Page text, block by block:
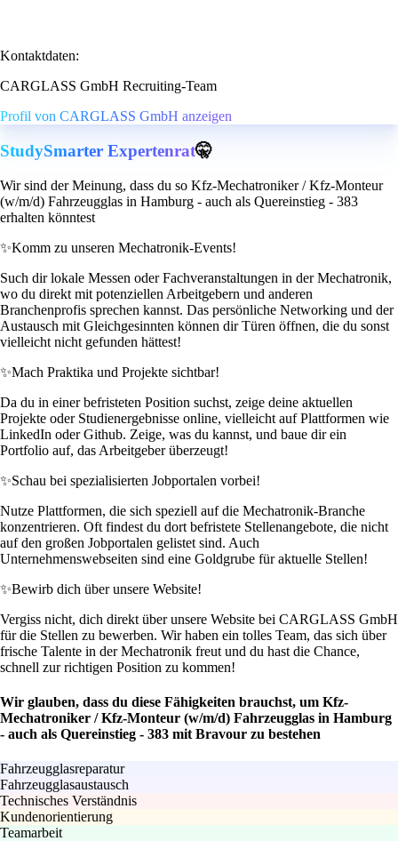
Kontaktdaten:
CARGLASS GmbH Recruiting-Team
Profil von CARGLASS GmbH anzeigen
StudySmarter Expertenrat🤫
Wir sind der Meinung, dass du so Kfz-Mechatroniker / Kfz-Monteur
(w/m/d) Fahrzeugglas in Hamburg - auch als Quereinstieg - 383
erhalten könntest
✨Komm zu unseren Mechatronik-Events!
Such dir lokale Messen oder Fachveranstaltungen in der Mechatronik,
wo du direkt mit potenziellen Arbeitgebern und anderen
Branchenprofis sprechen kannst. Das persönliche Networking und der
Austausch mit Gleichgesinnten können dir Türen öffnen, die du sonst
vielleicht nicht gefunden hättest!
✨Mach Praktika und Projekte sichtbar!
Da du in einer befristeten Position suchst, zeige deine aktuellen
Projekte oder Studienergebnisse online, vielleicht auf Plattformen wie
LinkedIn oder Github. Zeige, was du kannst, und baue dir ein
Portfolio auf, das Arbeitgeber überzeugt!
✨Schau bei spezialisierten Jobportalen vorbei!
Nutze Plattformen, die sich speziell auf die Mechatronik-Branche
konzentrieren. Oft findest du dort befristete Stellenangebote, die nicht
auf den großen Jobportalen gelistet sind. Auch
Unternehmenswebseiten sind eine Goldgrube für aktuelle Stellen!
✨Bewirb dich über unsere Website!
Vergiss nicht, dich direkt über unsere Website bei CARGLASS GmbH
für die Stellen zu bewerben. Wir haben ein tolles Team, das sich über
frische Talente in der Mechatronik freut und du hast die Chance,
schnell zur richtigen Position zu kommen!
Wir glauben, dass du diese Fähigkeiten brauchst, um Kfz-
Mechatroniker / Kfz-Monteur (w/m/d) Fahrzeugglas in Hamburg
- auch als Quereinstieg - 383 mit Bravour zu bestehen
Fahrzeugglasreparatur
Fahrzeugglasaustausch
Technisches Verständnis
Kundenorientierung
Teamarbeit